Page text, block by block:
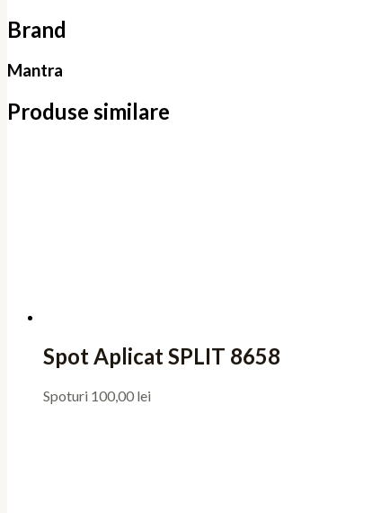
Brand
Mantra
Produse similare
Spot Aplicat SPLIT 8658
Spoturi 100,00 lei